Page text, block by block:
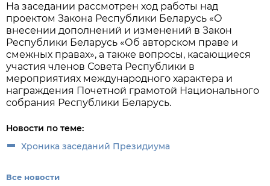
На заседании рассмотрен ход работы над
проектом Закона Республики Беларусь «О
внесении дополнений и изменений в Закон
Республики Беларусь «Об авторском праве и
смежных правах», а также вопросы, касающиеся
участия членов Совета Республики в
мероприятиях международного характера и
награждения Почетной грамотой Национального
собрания Республики Беларусь.
Новости по теме:
Хроника заседаний Президиума
Все новости